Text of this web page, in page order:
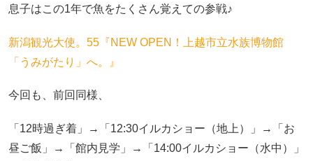
息子はこの1年で魚をたくさん覚えての参戦♪
新潟観光大使。55『NEW OPEN！上越市立水族博物館
「うみがたり」へ。』
今回も、前回同様、
「12時過ぎ着」→「12:30イルカショー（地上）」→「お
昼ご飯」→「館内見学」→「14:00イルカショー（水中）」